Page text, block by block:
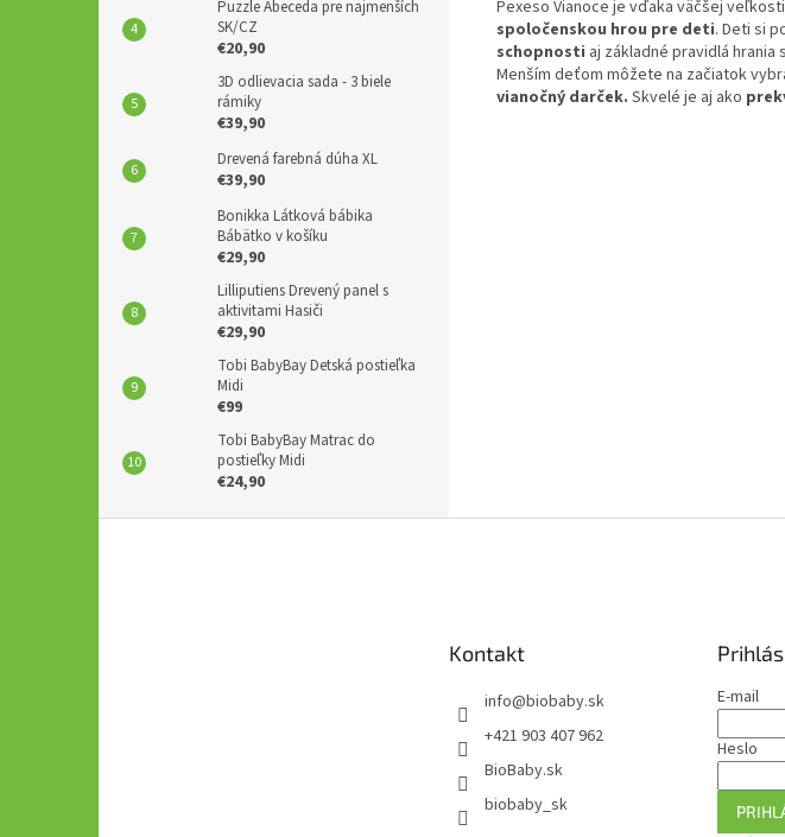
Puzzle Abeceda pre najmenších
SK/CZ
€20,90
3D odlievacia sada - 3 biele
rámiky
€39,90
Drevená farebná dúha XL
€39,90
Bonikka Látková bábika
Bábätko v košíku
€29,90
Lilliputiens Drevený panel s
aktivitami Hasiči
€29,90
Tobi BabyBay Detská postieľka
Midi
€99
Tobi BabyBay Matrac do
postieľky Midi
€24,90
Pexeso Vianoce je vďaka väčšej
spoločenskou hrou pre deti. Deti si
schopnosti aj základné pravidlá
Menším deťom môžete na začiatok
vianočný darček. Skvelé je aj ako
Kontakt
info@biobaby.sk
+421 903 407 962
BioBaby.sk
biobaby_sk
E-mail
Heslo